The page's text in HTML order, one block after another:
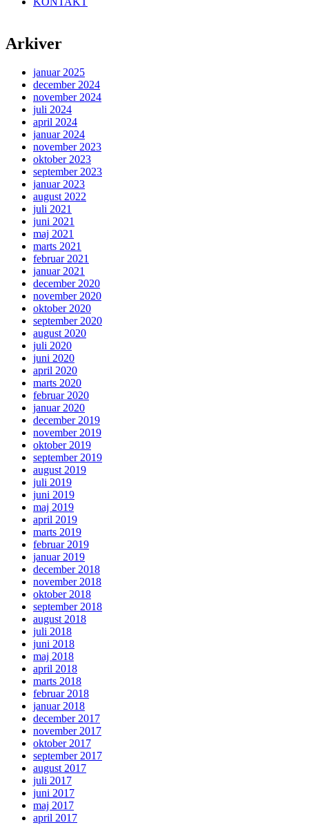
Arkiver
januar 2025
december 2024
november 2024
juli 2024
april 2024
januar 2024
november 2023
oktober 2023
september 2023
januar 2023
august 2022
juli 2021
juni 2021
maj 2021
marts 2021
februar 2021
januar 2021
december 2020
november 2020
oktober 2020
september 2020
august 2020
juli 2020
juni 2020
april 2020
marts 2020
februar 2020
januar 2020
december 2019
november 2019
oktober 2019
september 2019
august 2019
juli 2019
juni 2019
maj 2019
april 2019
marts 2019
februar 2019
januar 2019
december 2018
november 2018
oktober 2018
september 2018
august 2018
juli 2018
juni 2018
maj 2018
april 2018
marts 2018
februar 2018
januar 2018
december 2017
november 2017
oktober 2017
september 2017
august 2017
juli 2017
juni 2017
maj 2017
april 2017